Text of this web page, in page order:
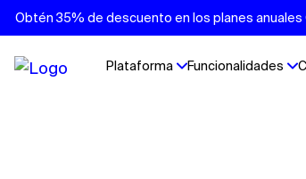
Obtén 35% de descuento en los planes
Plataforma Funcionalidades